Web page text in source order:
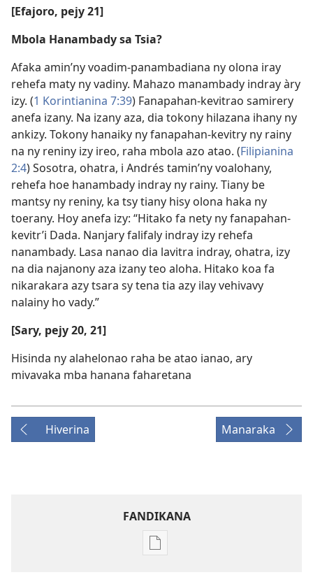
[Efajoro, pejy 21]
Mbola Hanambady sa Tsia?
Afaka amin’ny voadim-panambadiana ny olona iray
rehefa maty ny vadiny. Mahazo manambady indray àry
izy. (1 Korintianina 7:39) Fanapahan-kevitrao samirery
anefa izany. Na izany aza, dia tokony hilazana ihany ny
ankizy. Tokony hanaiky ny fanapahan-kevitry ny rainy
na ny reniny izy ireo, raha mbola azo atao. (Filipianina
2:4) Sosotra, ohatra, i Andrés tamin’ny voalohany,
rehefa hoe hanambady indray ny rainy. Tiany be
mantsy ny reniny, ka tsy tiany hisy olona haka ny
toerany. Hoy anefa izy: “Hitako fa nety ny fanapahan-
kevitr’i Dada. Nanjary falifaly indray izy rehefa
nanambady. Lasa nanao dia lavitra indray, ohatra, izy
na dia najanony aza izany teo aloha. Hitako koa fa
nikarakara azy tsara sy tena tia azy ilay vehivavy
nalainy ho vady.”
[Sary, pejy 20, 21]
Hisinda ny alahelonao raha be atao ianao, ary
mivavaka mba hanana faharetana
Hiverina Manaraka
FANDIKANA
Fandikana